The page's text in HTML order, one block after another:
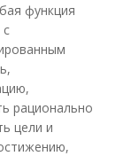
функция
с
рационально
цели и